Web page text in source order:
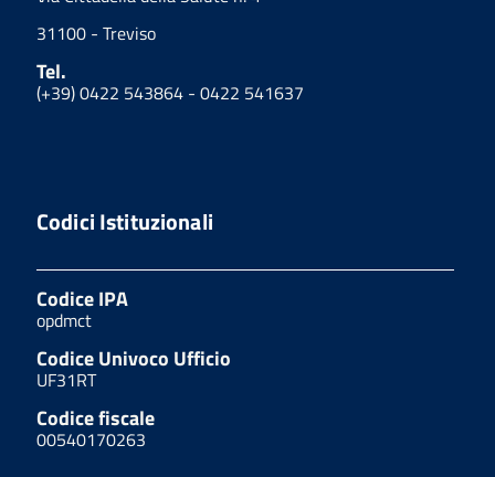
31100 - Treviso
Tel.
(+39) 0422 543864 - 0422 541637
Codici Istituzionali
Codice IPA
opdmct
Codice Univoco Ufficio
UF31RT
Codice fiscale
00540170263